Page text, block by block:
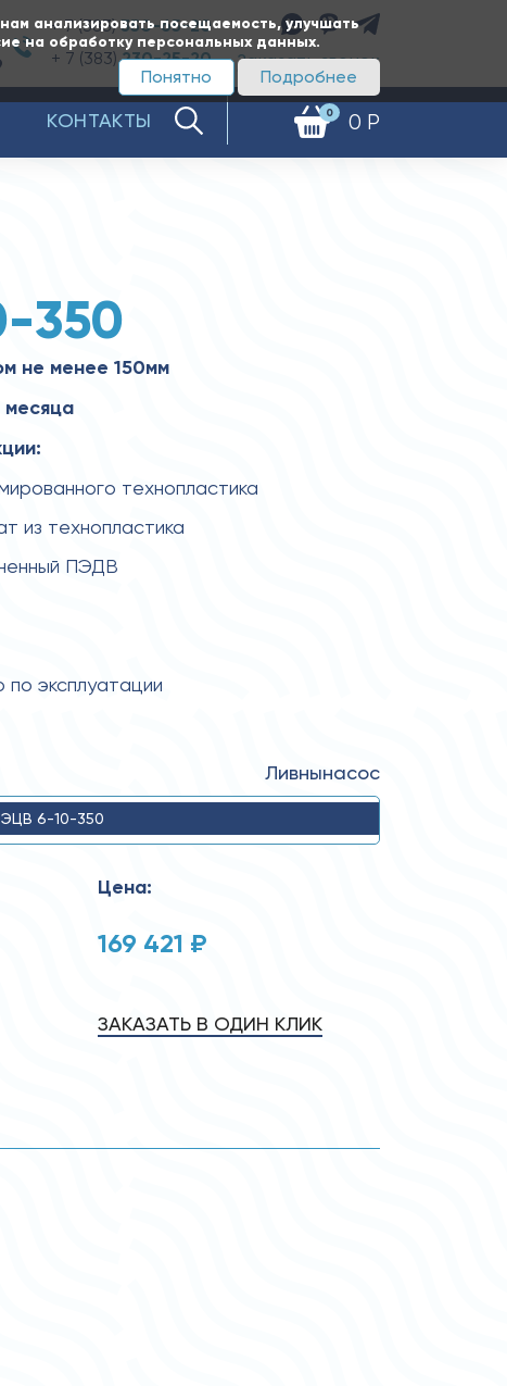
анализировать посещаемость, улучшать
на обработку персональных данных.
Подробнее
Понятно
+ 7 (383)350-65-20
+ 7 (383)230-25-20 Заказать звонок
0 0 Р
КОНТАКТЫ
350
не менее 150мм
месяца
технопластика
из технопластика
ПЭДВ
эксплуатации
Ливнынасос
ЭЦВ 6-10-350
Цена:
169 421 ₽
ЗАКАЗАТЬ В ОДИН КЛИК